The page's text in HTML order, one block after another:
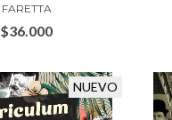
FARETTA
$36.000
NUEVO